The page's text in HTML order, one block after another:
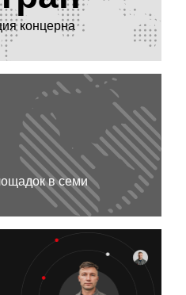
концерна
в семи